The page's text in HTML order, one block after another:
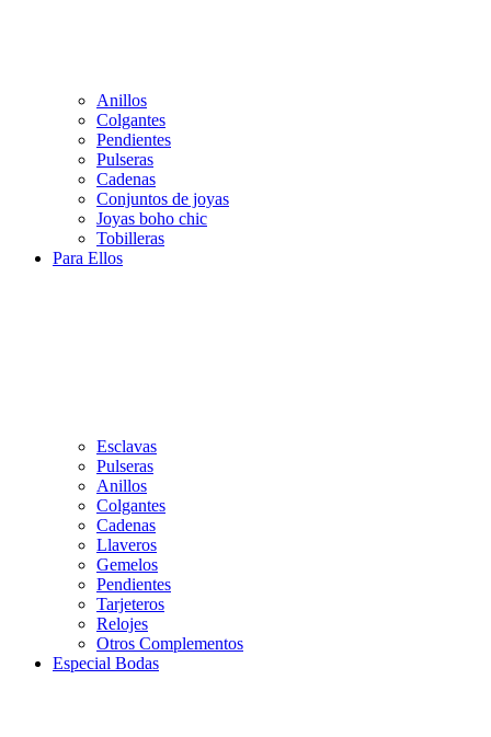
Anillos
Colgantes
Pendientes
Pulseras
Cadenas
Conjuntos de joyas
Joyas boho chic
Tobilleras
Para Ellos
Esclavas
Pulseras
Anillos
Colgantes
Cadenas
Llaveros
Gemelos
Pendientes
Tarjeteros
Relojes
Otros Complementos
Especial Bodas